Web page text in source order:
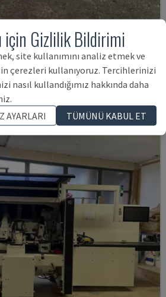
için Gizlilik Bildirimi
site kullanımını analiz etmek ve
çerezleri kullanıyoruz. Tercihlerinizi
nasıl kullandığımız hakkında daha
AYARLARI
TÜMÜNÜ KABUL ET